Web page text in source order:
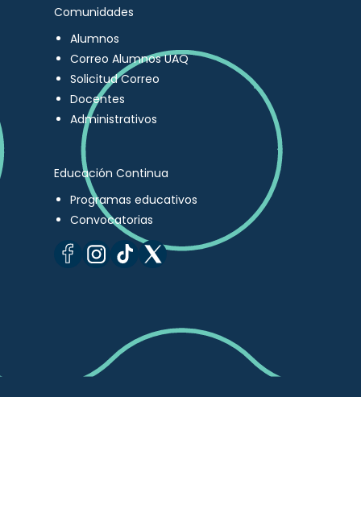
Comunidades
Alumnos
Correo Alumnos UAQ
Solicitud Correo
Docentes
Administrativos
Educación Continua
Programas educativos
Convocatorias